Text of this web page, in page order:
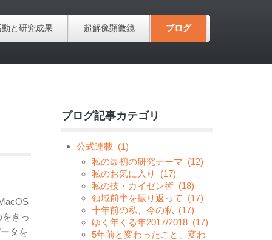
動と研究成果 超解像顕微鏡 ブログ
きっ
タを
ブログ記事カテゴリ
公式連載 (1)
私の最初の研究テーマ (12)
私のお気に入り
(17)
私の技・カイゼン術 (18)
領域前半を振り返って
(17)
十年前の私、今の私 (17)
ゆく年くる年2017/2018 (17)
5年前と変わったこと、変わ